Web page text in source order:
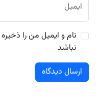
ایمیل
نام و ایمیل من را
نباشد